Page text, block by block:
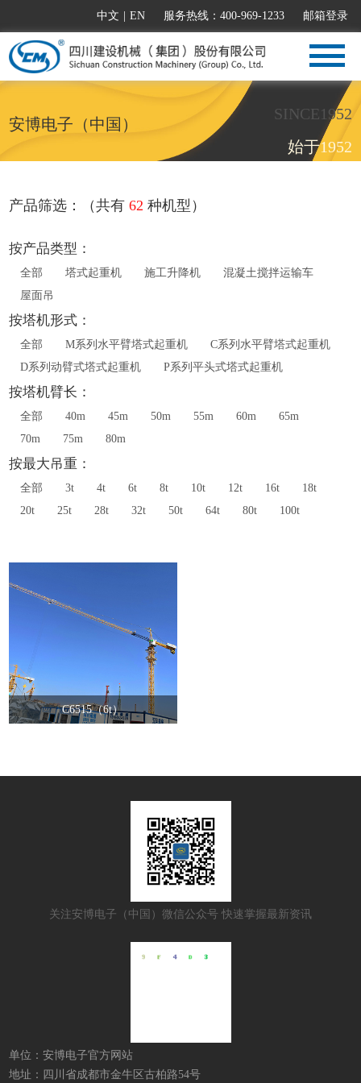
中文 EN 服务热线：400-969-1233 邮箱登录
安博电子（中国）
SINCE1952
始于1952
产品筛选：（共有62 种机型）
按产品类型：
全部 塔式起重机 施工升降机
混凝土搅拌运输车
屋面吊
按塔机形式：
全部 M系列水平臂塔式起重机
C系列水平臂塔式起重机
D系列动臂式塔式起重机
P系列平头式塔式起重机
按塔机臂长：
全部 40m 45m 50m 55m 60m
65m
70m
75m 80m
按最大吊重：
全部 3t 4t 6t 8t 10t 12t 16t
18t
20t
25t 28t 32t 50t 64t 80t 100t
C6515（6t）
关注安博电子（中国）微信公众号 快速掌握最新资讯
单位：安博电子官方网站
地址：四川省成都市金牛区古柏路54号